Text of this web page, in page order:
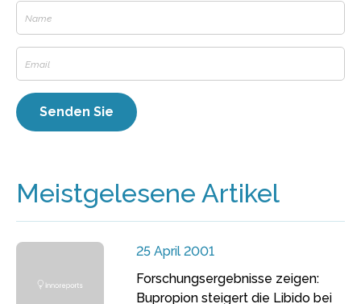
Meistgelesene Artikel
25 April 2001
Forschungsergebnisse zeigen:
Bupropion steigert die Libido bei